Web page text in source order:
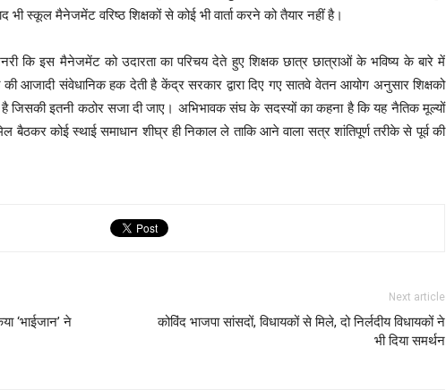
भी स्कूल मैनेजमेंट वरिष्ठ शिक्षकों से कोई भी वार्ता करने को तैयार नहीं है।
कि इस मैनेजमेंट को उदारता का परिचय देते हुए शिक्षक छात्र छात्राओं के भविष्य के बारे में
की आजादी संवेधानिक हक देती है केंद्र सरकार द्वारा दिए गए सातवे वेतन आयोग अनुसार शिक्षको
है जिसकी इतनी कठोर सजा दी जाए। अभिभावक संघ के सदस्यों का कहना है कि यह नैतिक मूल्यों
बैठकर कोई स्थाई समाधान शीघ्र ही निकाल ले ताकि आने वाला सत्र शांतिपूर्ण तरीके से पूर्व की
‘भाईजान’ ने
Next article
कोविंद भाजपा सांसदों, विधायकों से मिले, दो निर्लदीय विधायकों ने
भी दिया समर्थन